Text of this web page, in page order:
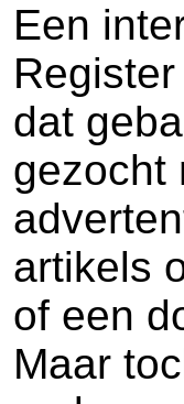
Een
dat
gezocht
artikels
of een
Maar